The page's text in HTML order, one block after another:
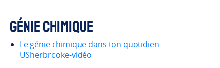
Génie chimique
Le génie chimique dans ton quotidien-
USherbrooke-vidéo